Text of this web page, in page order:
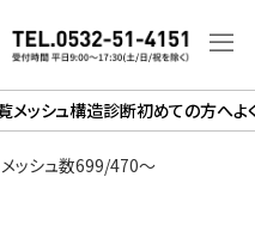
メッシュ構造診断初めての方へよ
メッシュ数699/470～